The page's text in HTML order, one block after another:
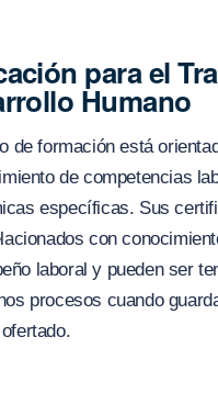
para el
Humano
de formación está
de competencias
específicas. Sus
con
laboral y pueden ser
procesos cuando